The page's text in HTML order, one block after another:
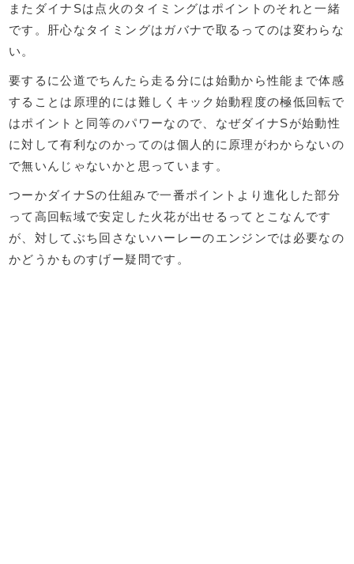
またダイナSは点火のタイミングはポイントのそれと一緒
です。肝心なタイミングはガバナで取るってのは変わらな
い。
要するに公道でちんたら走る分には始動から性能まで体感
することは原理的には難しくキック始動程度の極低回転で
はポイントと同等のパワーなので、なぜダイナSが始動性
に対して有利なのかってのは個人的に原理がわからないの
で無いんじゃないかと思っています。
つーかダイナSの仕組みで一番ポイントより進化した部分
って高回転域で安定した火花が出せるってとこなんです
が、対してぶち回さないハーレーのエンジンでは必要なの
かどうかものすげー疑問です。